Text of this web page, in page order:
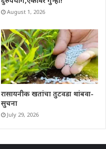
August 1, 2026
रासायनीक खतांचा तुटवडा थांबवा-
सुचना
July 29, 2026